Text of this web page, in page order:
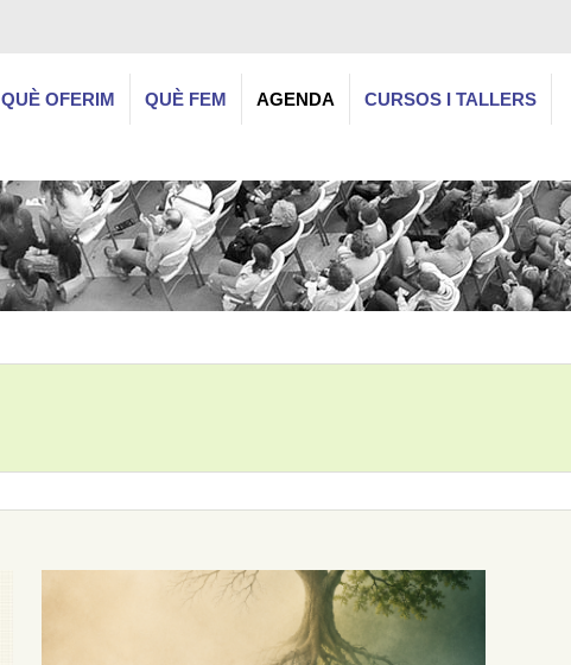
QUÈ OFERIM QUÈ FEM AGENDA CURSOS I TALLERS